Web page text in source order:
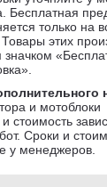
Бесплатная
только на
. Товары этих
и мотоблоки
стоимость
Сроки и
у менеджеров.